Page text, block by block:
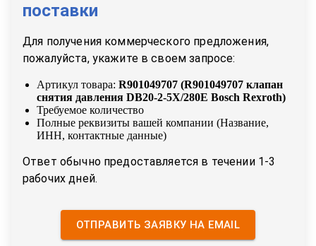
поставки
Для получения коммерческого предложения,
пожалуйста, укажите в своем запросе:
Артикул товара: R901049707 (R901049707 клапан
снятия давления DB20-2-5X/280E Bosch Rexroth)
Требуемое количество
Полные реквизиты вашей компании (Название,
ИНН, контактные данные)
Ответ обычно предоставляется в течении 1-3
рабочих дней.
ОТПРАВИТЬ ЗАЯВКУ НА EMAIL